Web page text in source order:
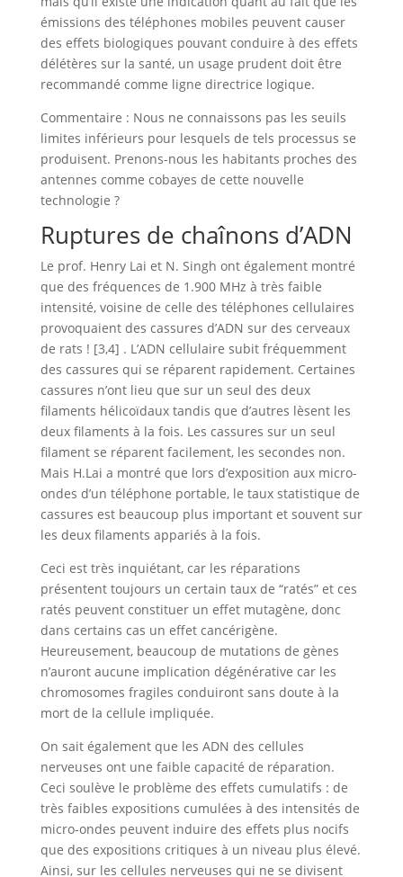
émissions des téléphones mobiles peuvent causer
des effets biologiques pouvant conduire à des effets
délétères sur la santé, un usage prudent doit être
recommandé comme ligne directrice logique.
Commentaire : Nous ne connaissons pas les seuils
limites inférieurs pour lesquels de tels processus se
produisent. Prenons-nous les habitants proches des
antennes comme cobayes de cette nouvelle
technologie ?
Ruptures de chaînons d’ADN
Le prof. Henry Lai et N. Singh ont également montré
que des fréquences de 1.900 MHz à très faible
intensité, voisine de celle des téléphones cellulaires
provoquaient des cassures d’ADN sur des cerveaux
de rats ! [3,4] . L’ADN cellulaire subit fréquemment
des cassures qui se réparent rapidement. Certaines
cassures n’ont lieu que sur un seul des deux
filaments hélicoïdaux tandis que d’autres lèsent les
deux filaments à la fois. Les cassures sur un seul
filament se réparent facilement, les secondes non.
Mais H.Lai a montré que lors d’exposition aux micro-
ondes d’un téléphone portable, le taux statistique de
cassures est beaucoup plus important et souvent sur
les deux filaments appariés à la fois.
Ceci est très inquiétant, car les réparations
présentent toujours un certain taux de “ratés” et ces
ratés peuvent constituer un effet mutagène, donc
dans certains cas un effet cancérigène.
Heureusement, beaucoup de mutations de gènes
n’auront aucune implication dégénérative car les
chromosomes fragiles conduiront sans doute à la
mort de la cellule impliquée.
On sait également que les ADN des cellules
nerveuses ont une faible capacité de réparation.
Ceci soulève le problème des effets cumulatifs : de
très faibles expositions cumulées à des intensités de
micro-ondes peuvent induire des effets plus nocifs
que des expositions critiques à un niveau plus élevé.
Ainsi, sur les cellules nerveuses qui ne se divisent